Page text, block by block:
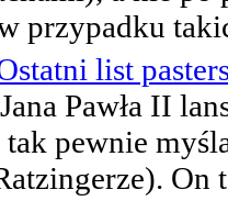
przypadku
list
Pawła II
pewnie
On